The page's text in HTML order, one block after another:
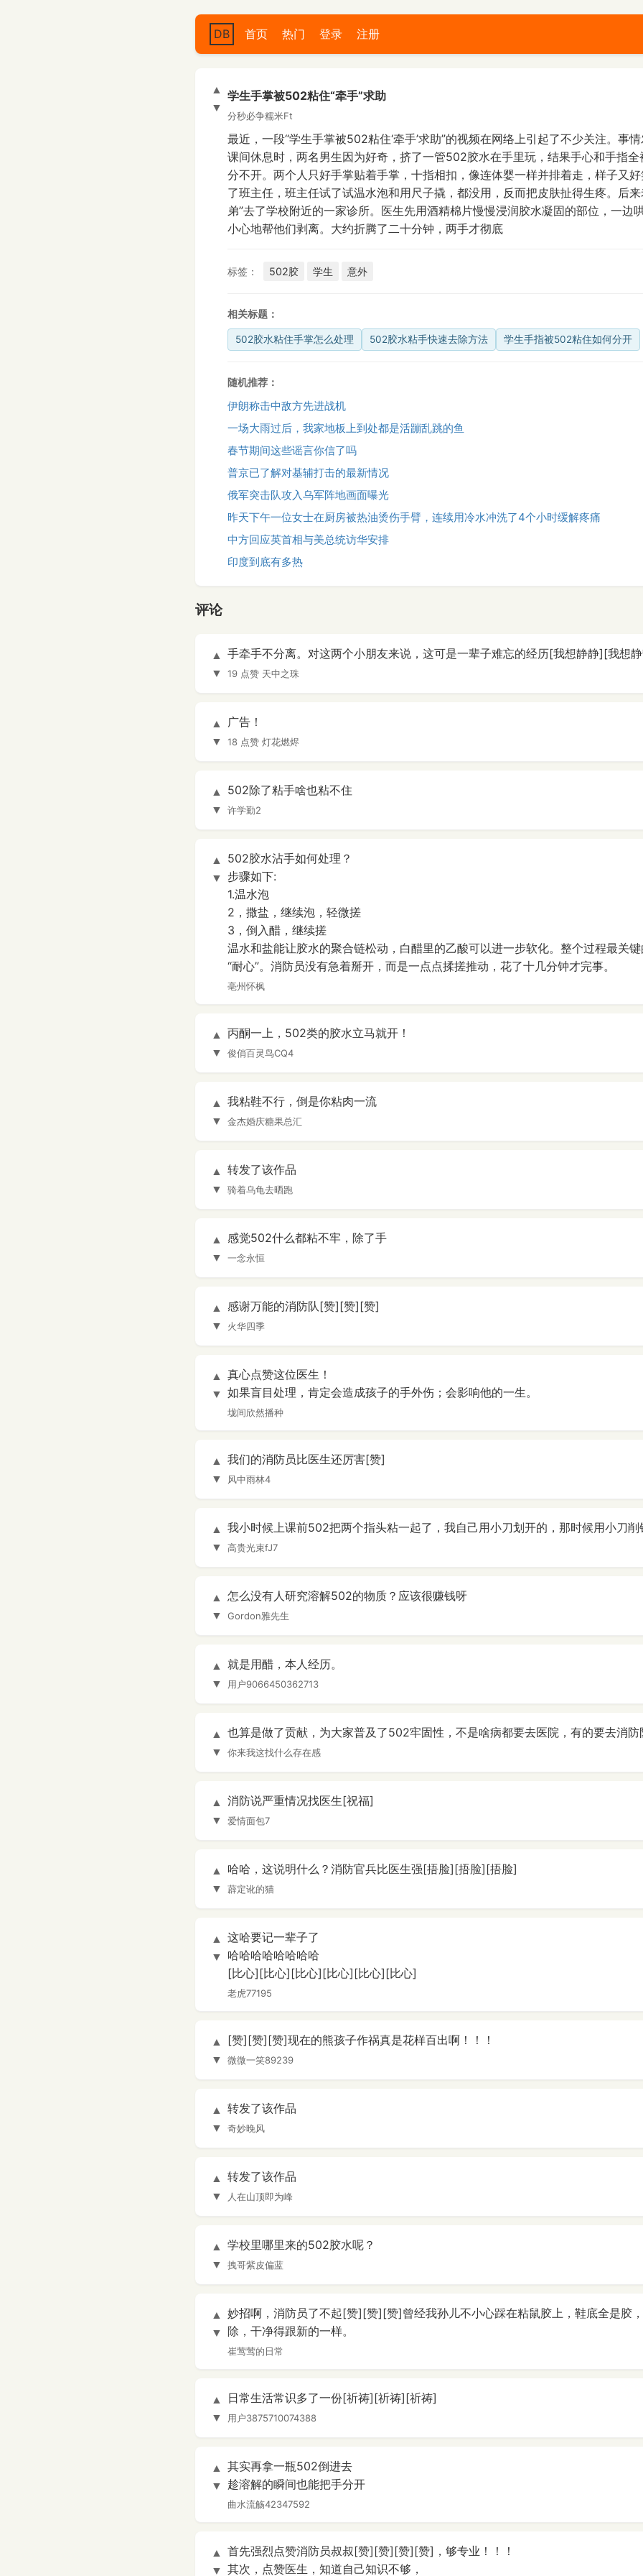
DB 首页 热门 登录 注册
▲
▼
学生手掌被502粘住“牵手”求助
分秒必争糯米Ft
最近，一段“学生手掌被502粘住‘牵手’求助”的视频在网络上引起了不少关注。事
课间休息时，两名男生因为好奇，挤了一管502胶水在手里玩，结果手心和手指
分不开。两个人只好手掌贴着手掌，十指相扣，像连体婴一样并排着走，样子又
了班主任，班主任试了试温水泡和用尺子撬，都没用，反而把皮肤扯得生疼。后
弟”去了学校附近的一家诊所。医生先用酒精棉片慢慢浸润胶水凝固的部位，一边
小心地帮他们剥离。大约折腾了二十分钟，两手才彻底
标签： 502胶 学生 意外
相关标题：
502胶水粘住手掌怎么处理 502胶水粘手快速去除方法 学生手指被502粘住如何分开
随机推荐：
伊朗称击中敌方先进战机
一场大雨过后，我家地板上到处都是活蹦乱跳的鱼
春节期间这些谣言你信了吗
普京已了解对基辅打击的最新情况
俄军突击队攻入乌军阵地画面曝光
昨天下午一位女士在厨房被热油烫伤手臂，连续用冷水冲洗了4个小时缓解疼痛
中方回应英首相与美总统访华安排
印度到底有多热
评论
▲
▼
手牵手不分离。对这两个小朋友来说，这可是一辈子难忘的经历[我想静静][我想
19 点赞 天中之珠
▲
▼
广告！
18 点赞 灯花燃烬
▲
▼
502除了粘手啥也粘不住
许学勤2
▲
▼
502胶水沾手如何处理？
步骤如下:
1.温水泡
2，撒盐，继续泡，轻微搓
3，倒入醋，继续搓
温水和盐能让胶水的聚合链松动，白醋里的乙酸可以进一步软化。整个过程最关
“耐心”。消防员没有急着掰开，而是一点点揉搓推动，花了十几分钟才完事。
亳州怀枫
▲
▼
丙酮一上，502类的胶水立马就开！
俊俏百灵鸟CQ4
▲
▼
我粘鞋不行，倒是你粘肉一流
金杰婚庆糖果总汇
▲
▼
转发了该作品
骑着乌龟去晒跑
▲
▼
感觉502什么都粘不牢，除了手
一念永恒
▲
▼
感谢万能的消防队[赞][赞][赞]
火华四季
▲
▼
真心点赞这位医生！
如果盲目处理，肯定会造成孩子的手外伤；会影响他的一生。
垅间欣然播种
▲
▼
我们的消防员比医生还厉害[赞]
风中雨林4
▲
▼
我小时候上课前502把两个指头粘一起了，我自己用小刀划开的，那时候用小刀削
高贵光束fJ7
▲
▼
怎么没有人研究溶解502的物质？应该很赚钱呀
Gordon雅先生
▲
▼
就是用醋，本人经历。
用户9066450362713
▲
▼
也算是做了贡献，为大家普及了502牢固性，不是啥病都要去医院，有的要去消
你来我这找什么存在感
▲
▼
消防说严重情况找医生[祝福]
爱情面包7
▲
▼
哈哈，这说明什么？消防官兵比医生强[捂脸][捂脸][捂脸]
薜定讹的猫
▲
▼
这哈要记一辈子了
哈哈哈哈哈哈哈哈
[比心][比心][比心][比心][比心][比心]
老虎77195
▲
▼
[赞][赞][赞]现在的熊孩子作祸真是花样百出啊！！！
微微一笑89239
▲
▼
转发了该作品
奇妙晚风
▲
▼
转发了该作品
人在山顶即为峰
▲
▼
学校里哪里来的502胶水呢？
拽哥紫皮偏蓝
▲
▼
妙招啊，消防员了不起[赞][赞][赞]曾经我孙儿不小心踩在粘鼠胶上，鞋底全是胶
除，干净得跟新的一样。
崔莺莺的日常
▲
▼
日常生活常识多了一份[祈祷][祈祷][祈祷]
用户3875710074388
▲
▼
其实再拿一瓶502倒进去
趁溶解的瞬间也能把手分开
曲水流觞42347592
▲
▼
首先强烈点赞消防员叔叔[赞][赞][赞][赞]，够专业！！！
其次，点赞医生，知道自己知识不够，